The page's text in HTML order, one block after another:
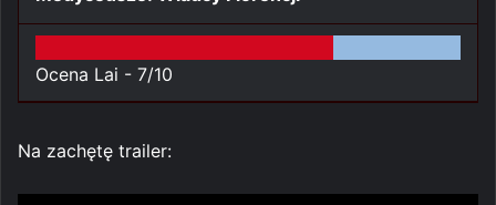
Ocena Lai - 7/10
Na zachętę trailer: